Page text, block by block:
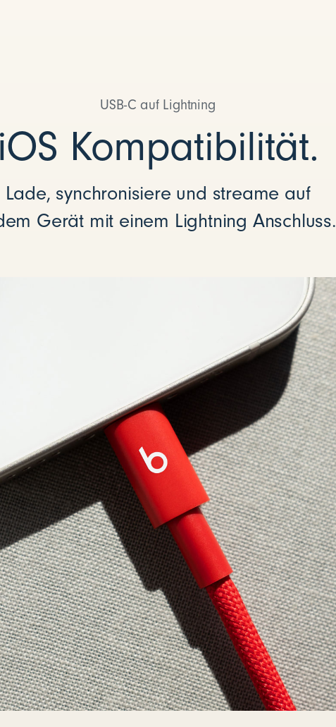
USB-C auf Lightning
Kompatibilität.
Lade, synchronisiere und streame auf
Gerät mit einem Lightning Anschluss.